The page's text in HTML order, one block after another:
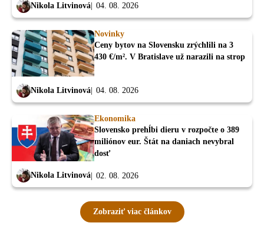
Nikola Litvinová 04. 08. 2026
Novinky
Ceny bytov na Slovensku zrýchlili na 3
430 €/m². V Bratislave už narazili na strop
Nikola Litvinová 04. 08. 2026
Ekonomika
Slovensko prehĺbi dieru v rozpočte o 389
miliónov eur. Štát na daniach nevybral
dosť
Nikola Litvinová 02. 08. 2026
Zobraziť viac článkov